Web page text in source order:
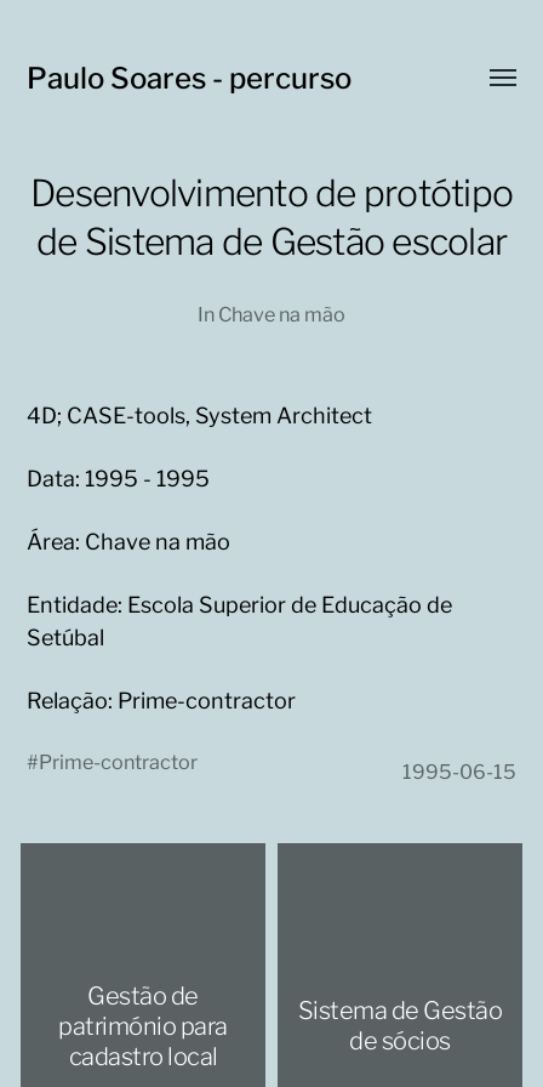
Paulo Soares - percurso
Desenvolvimento de protótipo
de Sistema de Gestão escolar
In Chave na mão
4D; CASE-tools, System Architect
Data: 1995 - 1995
Área: Chave na mão
Entidade: Escola Superior de Educação de
Setúbal
Relação: Prime-contractor
#Prime-contractor 1995-06-15
Gestão de
património para
cadastro local
Sistema de Gestão
de sócios